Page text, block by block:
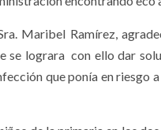
Maribel Ramírez,
se lograra con ello dar
que ponía en riesgo